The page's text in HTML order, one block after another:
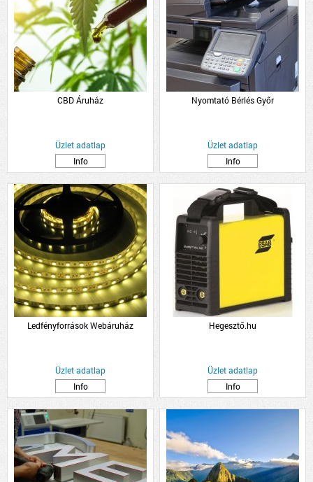
CBD Áruház
Üzlet adatlap
Info
Nyomtató Bérlés Győr
Üzlet adatlap
Info
Ledfényforrások Webáruház
Üzlet adatlap
Info
Hegesztő.hu
Üzlet adatlap
Info